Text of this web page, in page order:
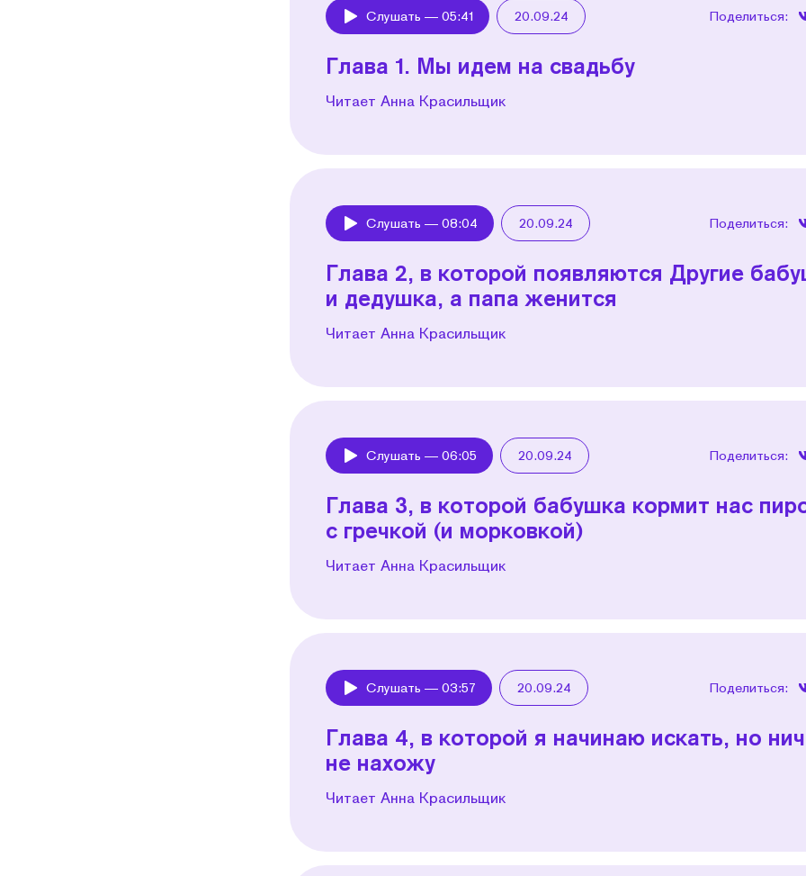
Play
Слушать — 05:41 20.09.24 Поделиться:
Глава 1. Мы идем на свадьбу
Читает Анна Красильщик
Play
Слушать — 08:04 20.09.24 Поделиться:
Глава 2, в которой появляются Другие
и дедушка, а папа женится
Читает Анна Красильщик
Play
Слушать — 06:05 20.09.24 Поделиться:
Глава 3, в которой бабушка кормит нас
с гречкой (и морковкой)
Читает Анна Красильщик
Play
Слушать — 03:57 20.09.24 Поделиться:
Глава 4, в которой я начинаю искать, но
не нахожу
Читает Анна Красильщик